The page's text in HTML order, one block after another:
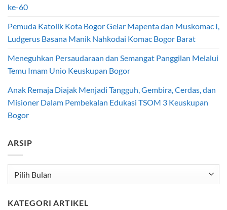
ke-60
Pemuda Katolik Kota Bogor Gelar Mapenta dan Muskomac I,
Ludgerus Basana Manik Nahkodai Komac Bogor Barat
Meneguhkan Persaudaraan dan Semangat Panggilan Melalui
Temu Imam Unio Keuskupan Bogor
Anak Remaja Diajak Menjadi Tangguh, Gembira, Cerdas, dan
Misioner Dalam Pembekalan Edukasi TSOM 3 Keuskupan
Bogor
ARSIP
KATEGORI ARTIKEL